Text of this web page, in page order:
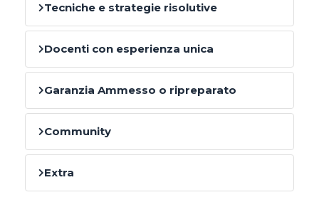
Tecniche e strategie risolutive
Docenti con esperienza unica
Garanzia Ammesso o ripreparato
Community
Extra